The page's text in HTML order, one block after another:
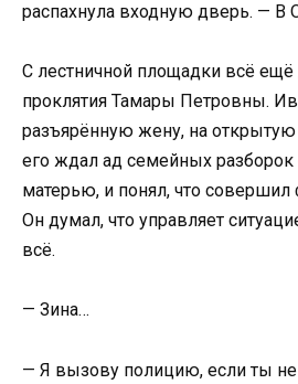
распахнула входную дверь. — В
С лестничной площадки всё ещё
проклятия Тамары Петровны.
разъярённую жену, на открытую
его ждал ад семейных
матерью, и понял, что
Он думал, что управляет
всё.
— Зина…
— Я вызову полицию, если ты